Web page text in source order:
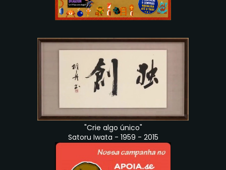
"Crie algo único"
Satoru Iwata - 1959 - 2015